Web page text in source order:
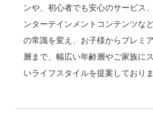
ンや、初心者でも安心のサービス
ンターテインメントコンテンツな
の常識を変え、お子様からプレミ
層まで、幅広い年齢層やご家族に
いライフスタイルを提案しておりま